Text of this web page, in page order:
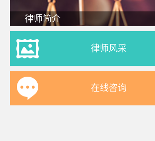
律师简介
律师风采
在线咨询